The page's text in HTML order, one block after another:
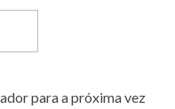
para a próxima vez